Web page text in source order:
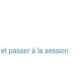
passer à la session